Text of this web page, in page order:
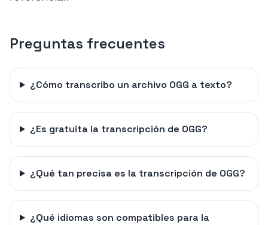
Preguntas frecuentes
¿Cómo transcribo un archivo OGG a texto?
¿Es gratuita la transcripción de OGG?
¿Qué tan precisa es la transcripción de OGG?
¿Qué idiomas son compatibles para la